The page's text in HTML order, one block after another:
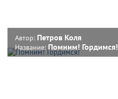
Автор: Петров Коля
Название:Помним! Гордимся!